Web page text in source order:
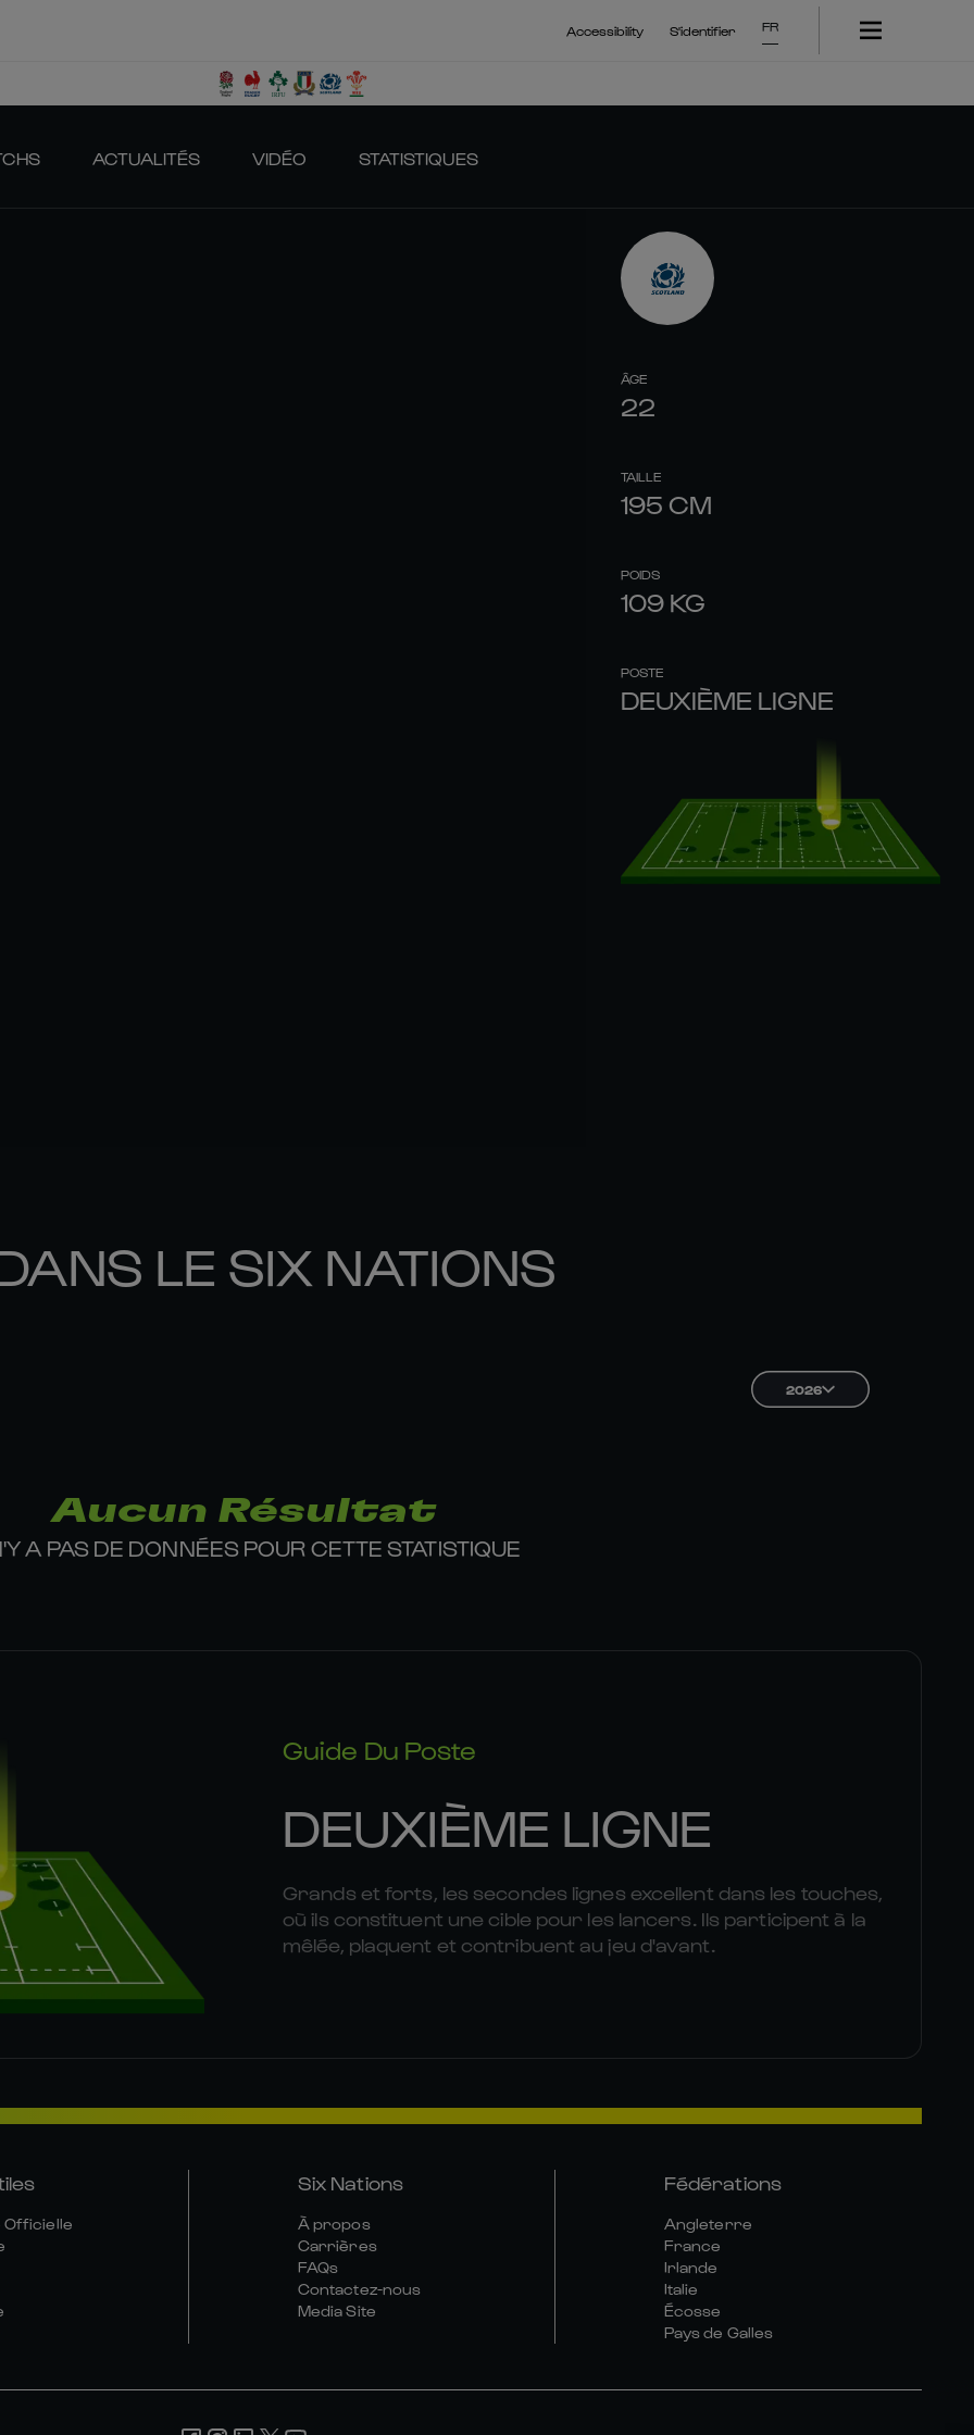
Accessibility S'identifier FR
ACTUALITÉS VIDÉO STATISTIQUES
ÂGE
22
TAILLE
195 CM
POIDS
109 KG
POSTE
DEUXIÈME LIGNE
LE SIX NATIONS
2026
Aucun Résultat
A PAS DE DONNÉES POUR CETTE STATISTIQUE
Guide Du Poste
DEUXIÈME LIGNE
Grands et forts, les secondes lignes excellent dans les touches,
où ils constituent une cible pour les lancers. Ils participent à la
mêlée, plaquent et contribuent au jeu d'avant.
Officielle
Six Nations
À propos
Carrières
FAQs
Contactez-nous
Media Site
Fédérations
Angleterre
France
Irlande
Italie
Écosse
Pays de Galles